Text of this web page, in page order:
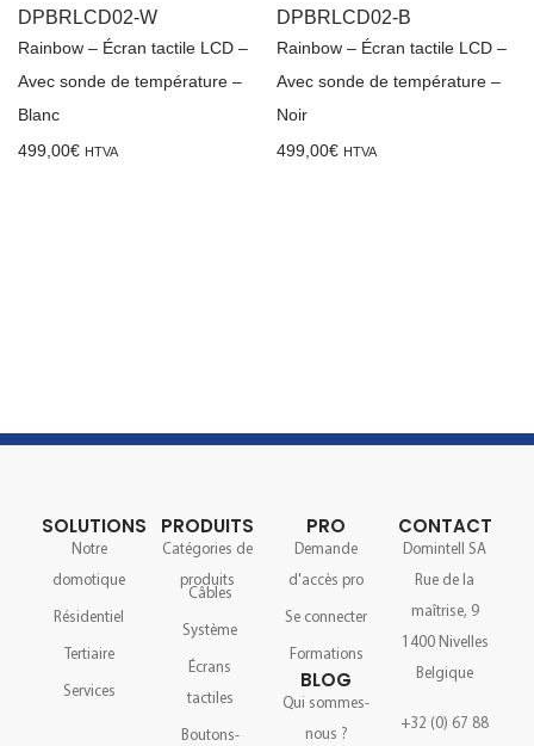
DPBRLCD02-W
Rainbow – Écran tactile LCD –
Avec sonde de température –
Blanc
499,00€ HTVA
DPBRLCD02-B
Rainbow – Écran tactile LCD –
Avec sonde de température –
Noir
499,00€ HTVA
SOLUTIONS
Notre
domotique
Résidentiel
Tertiaire
Services
PRODUITS
Catégories de
produits
Câbles
Système
Écrans
tactiles
Boutons-
PRO
Demande
d'accès pro
Se connecter
Formations
BLOG
Qui sommes-
nous ?
CONTACT
Domintell SA
Rue de la
maîtrise, 9
1400 Nivelles
Belgique
+32 (0) 67 88